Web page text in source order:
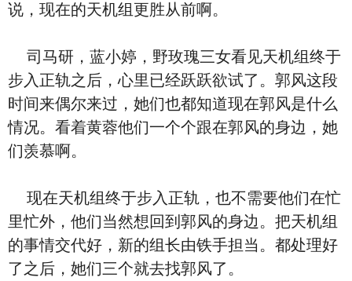
说，现在的天机组更胜从前啊。
司马研，蓝小婷，野玫瑰三女看见天机组终于
步入正轨之后，心里已经跃跃欲试了。郭风这段
时间来偶尔来过，她们也都知道现在郭风是什么
情况。看着黄蓉他们一个个跟在郭风的身边，她
们羡慕啊。
现在天机组终于步入正轨，也不需要他们在忙
里忙外，他们当然想回到郭风的身边。把天机组
的事情交代好，新的组长由铁手担当。都处理好
了之后，她们三个就去找郭风了。